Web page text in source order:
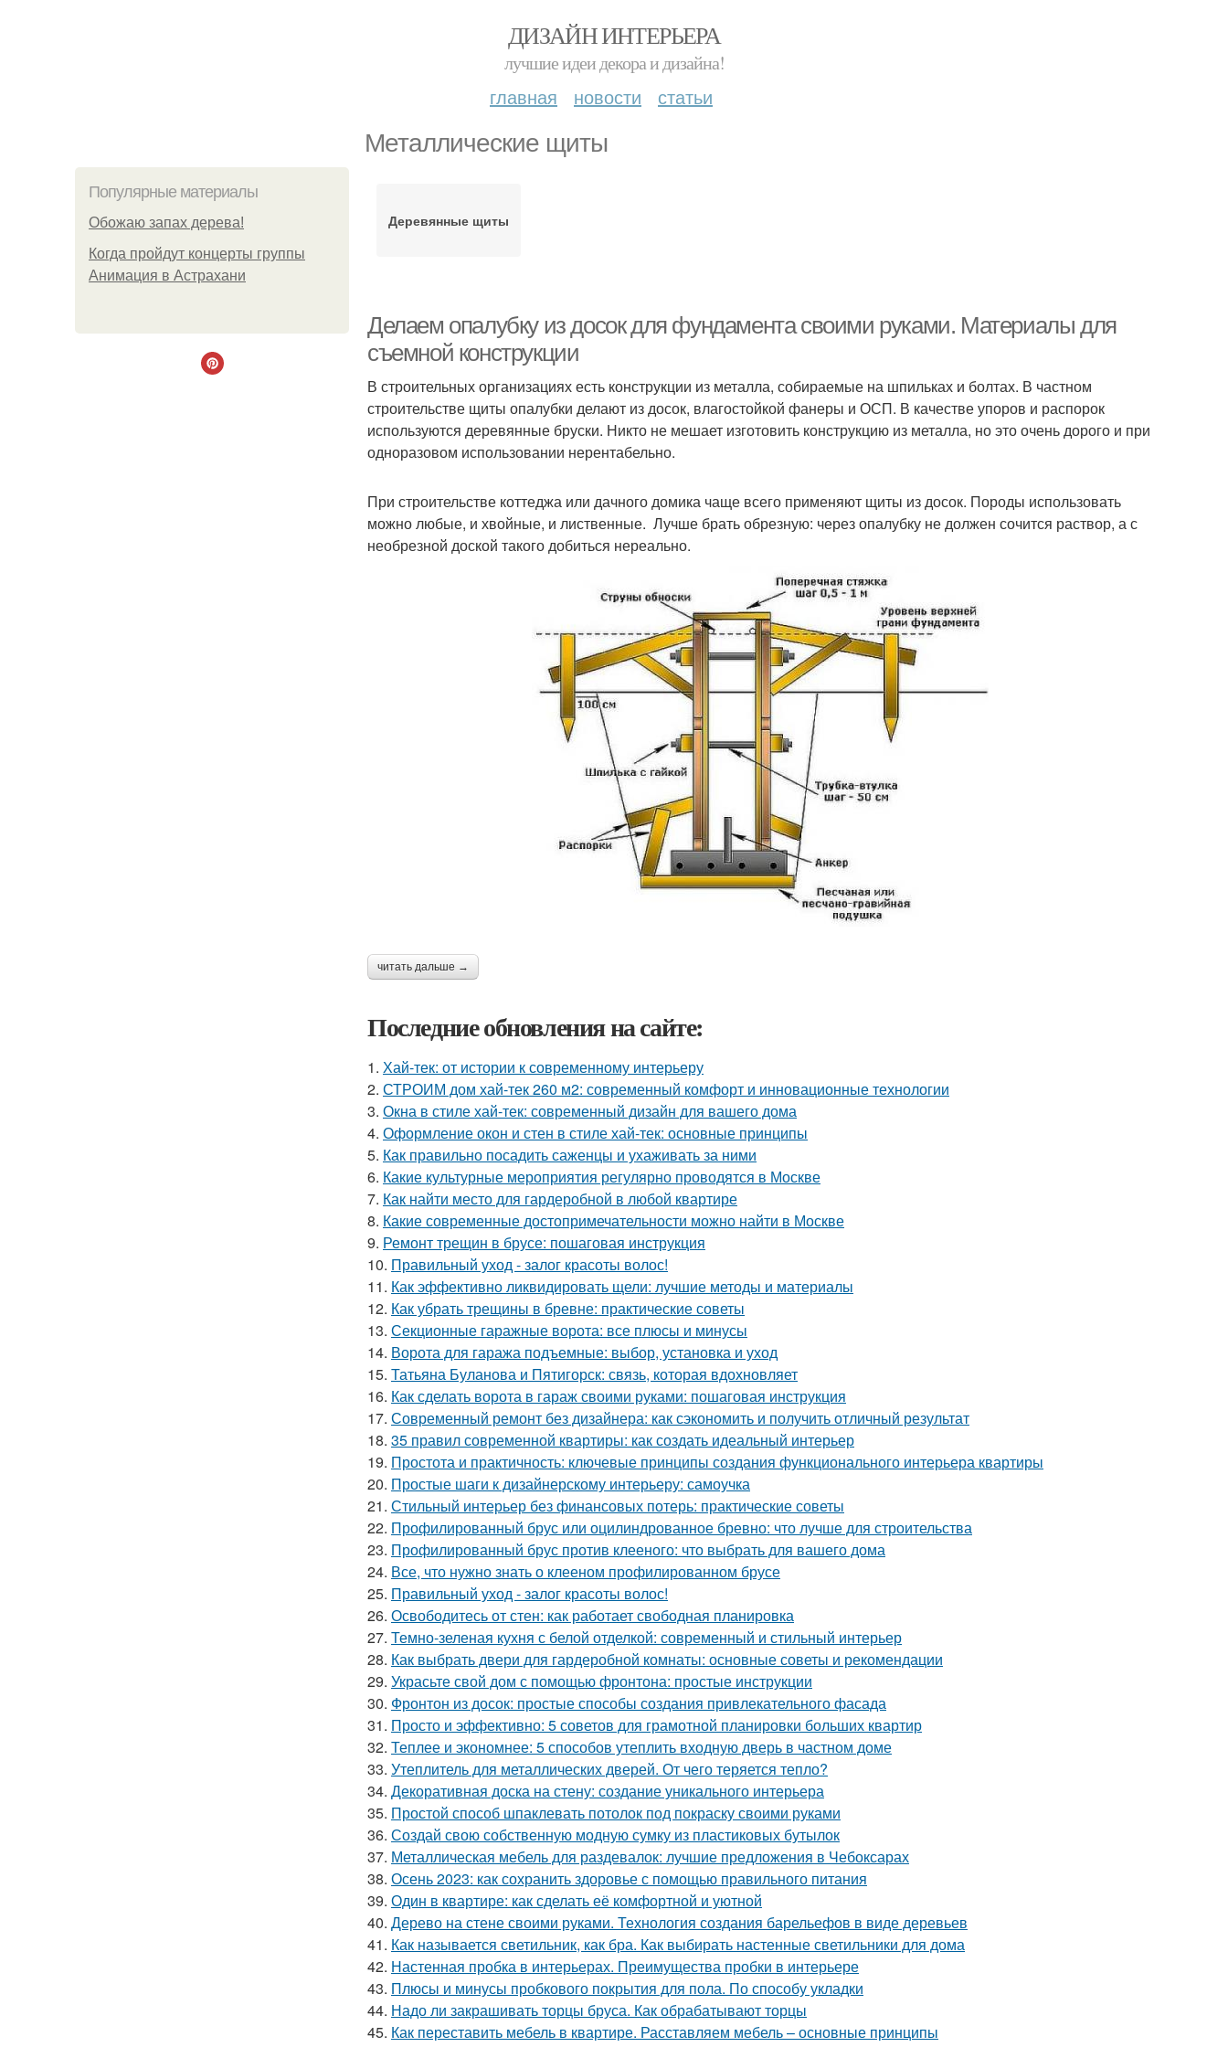
ДИЗАЙН ИНТЕРЬЕРА
лучшие идеи декора и дизайна!
главная новости статьи
Металлические щиты
Популярные материалы
Обожaю зaпах деpева!
Когда пройдут концерты группы
Анимация в Астрахани
Деревянные щиты
Делаем опалубку из досок для фундамента своими руками. Материалы для
съемной конструкции
В строительных организациях есть конструкции из металла, собираемые на шпильках и болтах. В частном
строительстве щиты опалубки делают из досок, влагостойкой фанеры и ОСП. В качестве упоров и распорок
используются деревянные бруски. Никто не мешает изготовить конструкцию из металла, но это очень дорого и при
одноразовом использовании нерентабельно.
При строительстве коттеджа или дачного домика чаще всего применяют щиты из досок. Породы использовать
можно любые, и хвойные, и лиственные. Лучше брать обрезную: через опалубку не должен сочится раствор, а с
необрезной доской такого добиться нереально.
читать дальше →
Последние обновления на сайте:
1. Хай-тек: от истории к современному интерьеру
2. СТРОИМ дом хай-тек 260 м2: современный комфорт и инновационные технологии
3. Окна в стиле хай-тек: современный дизайн для вашего дома
4. Оформление окон и стен в стиле хай-тек: основные принципы
5. Как правильно посадить саженцы и ухаживать за ними
6. Какие культурные мероприятия регулярно проводятся в Москве
7. Как найти место для гардеробной в любой квартире
8. Какие современные достопримечательности можно найти в Москве
9. Ремонт трещин в брусе: пошаговая инструкция
10. Правильный уход - залог красоты волос!
11. Как эффективно ликвидировать щели: лучшие методы и материалы
12. Как убрать трещины в бревне: практические советы
13. Секционные гаражные ворота: все плюсы и минусы
14. Ворота для гаража подъемные: выбор, установка и уход
15. Татьяна Буланова и Пятигорск: связь, которая вдохновляет
16. Как сделать ворота в гараж своими руками: пошаговая инструкция
17. Современный ремонт без дизайнера: как сэкономить и получить отличный результат
18. 35 правил современной квартиры: как создать идеальный интерьер
19. Простота и практичность: ключевые принципы создания функционального интерьера квартиры
20. Простые шаги к дизайнерскому интерьеру: самоучка
21. Стильный интерьер без финансовых потерь: практические советы
22. Профилированный брус или оцилиндрованное бревно: что лучше для строительства
23. Профилированный брус против клееного: что выбрать для вашего дома
24. Все, что нужно знать о клееном профилированном брусе
25. Правильный уход - залог красоты волос!
26. Освободитесь от стен: как работает свободная планировка
27. Темно-зеленая кухня с белой отделкой: современный и стильный интерьер
28. Как выбрать двери для гардеробной комнаты: основные советы и рекомендации
29. Украсьте свой дом с помощью фронтона: простые инструкции
30. Фронтон из досок: простые способы создания привлекательного фасада
31. Просто и эффективно: 5 советов для грамотной планировки больших квартир
32. Теплее и экономнее: 5 способов утеплить входную дверь в частном доме
33. Утеплитель для металлических дверей. От чего теряется тепло?
34. Декоративная доска на стену: создание уникального интерьера
35. Простой способ шпаклевать потолок под покраску своими руками
36. Создай свою собственную модную сумку из пластиковых бутылок
37. Металлическая мебель для раздевалок: лучшие предложения в Чебоксарах
38. Осень 2023: как сохранить здоровье с помощью правильного питания
39. Один в квартире: как сделать её комфортной и уютной
40. Дерево на стене своими руками. Технология создания барельефов в виде деревьев
41. Как называется светильник, как бра. Как выбирать настенные светильники для дома
42. Настенная пробка в интерьерах. Преимущества пробки в интерьере
43. Плюсы и минусы пробкового покрытия для пола. По способу укладки
44. Надо ли закрашивать торцы бруса. Как обрабатывают торцы
45. Как переставить мебель в квартире. Расставляем мебель – основные принципы